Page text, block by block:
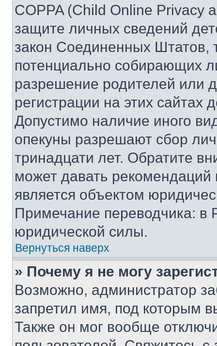
COPPA (Child Online Privacy
защите личных сведений
закон Соединенных Штатов,
потенциально собирающих
разрешение родителей или
регистрации на этих сайтах
Допустимо наличие иного
опекуны разрешают сбор
тринадцати лет. Обратите
может давать
является объектом
Примечание переводчика: в
юридической силы.
Вернуться наверх
» Почему я не могу
Возможно, администратор
запретил имя, под которым
Также он мог вообще